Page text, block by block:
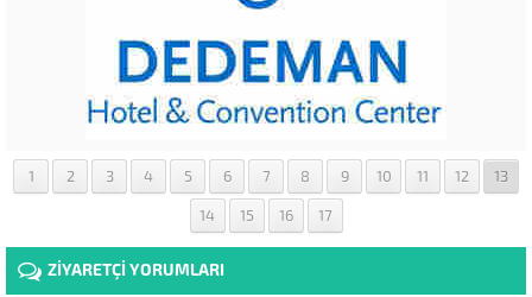
1 2 3 4 5 6 7 8 9 10 11 12 13
14 15 16 17
ZİYARETÇİ YORUMLARI